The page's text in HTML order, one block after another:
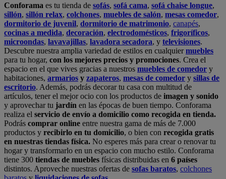
Conforama es tu tienda de sofás, sofá cama, sofá chaise longue,
sillón, sillón relax, colchones, muebles de salón, mesas comedor,
dormitorio de juvenil, dormitorio de matrimonio, canapés,
cocinas a medida, decoración, electrodomésticos, frigoríficos,
microondas, lavavajillas, lavadora secadora, y televisiones.
Descubre nuestra amplia variedad de estilos en cualquiermuebles
para tu hogar, con los mejores precios y promociones. Crea el
espacio en el que vives gracias a nuestros muebles de comedor y
habitaciones, armarios y zapateros, mesas de comedor y sillas de
escritorio. Además, podrás decorar tu casa con multitud de
artículos, tener el mejor ocio con los productos de imagen y sonido
y aprovechar tu jardín en las épocas de buen tiempo. Conforama
realiza el servicio de envío a domicilio como recogida en tienda.
Podrás comprar online entre nuestra gama de más de 7.000
productos y recibirlo en tu domicilio, o bien con recogida gratis
en nuestras tiendas física. No esperes más para crear o renovar tu
hogar y transformarlo en un espacio con mucho estilo. Conforama
tiene 300 tiendas de muebles físicas distribuidas en 6 países
distintos. Aproveche nuestras ofertas de sofas baratos, colchones